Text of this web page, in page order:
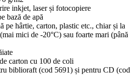
inkjet, laser și fotocopiere
bază de apă
pe hârtie, carton, plastic etc., chiar și la
mici de -20°C) sau foarte mari (până
carton cu 100 de coli
biblioraft (cod 5691) și pentru CD (cod